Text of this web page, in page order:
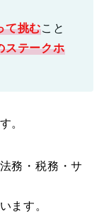
て挑むこと
ステークホ
。
務・税務・サ
ます。